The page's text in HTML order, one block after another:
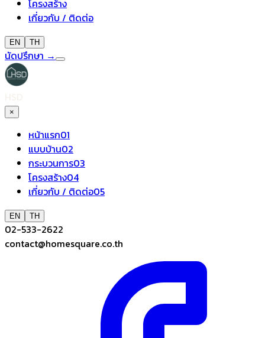
โครงสร้าง
เกี่ยวกับ / ติดต่อ
EN TH
นัดปรึกษา →
×
หน้าแรก01
แบบบ้าน02
กระบวนการ03
โครงสร้าง04
เกี่ยวกับ / ติดต่อ05
EN TH
02-533-2622
contact@homesquare.co.th